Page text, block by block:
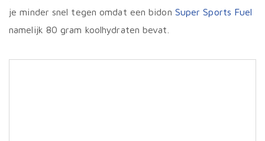
je minder snel tegen omdat een bidon Super Sports Fuel
namelijk 80 gram koolhydraten bevat.